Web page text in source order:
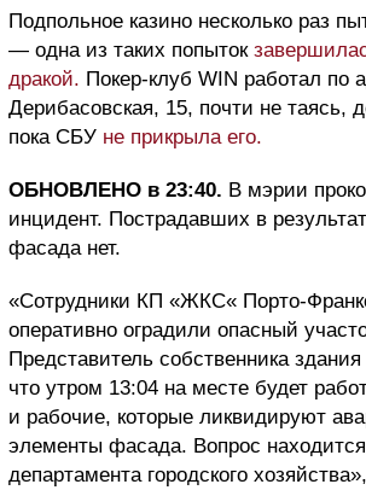
Подпольное казино несколько раз
— одна из таких попыток
дракой. Покер-клуб WIN работал по
Дерибасовская, 15, почти не таясь,
пока СБУ не прикрыла его.
ОБНОВЛЕНО в 23:40. В мэрии
инцидент. Пострадавших в
фасада нет.
«Сотрудники КП «ЖКС« Порто-
оперативно оградили опасный
Представитель собственника
что утром 13:04 на месте будет
и рабочие, которые ликвидируют
элементы фасада. Вопрос
департамента городского